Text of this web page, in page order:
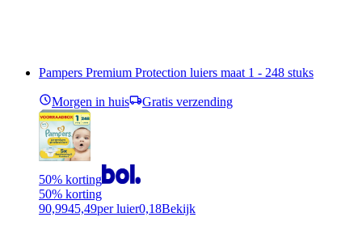
Pampers Premium Protection luiers maat 1 - 248 stuks
Morgen in huis Gratis verzending
50% korting
50% korting
90,9945,49per luier0,18Bekijk